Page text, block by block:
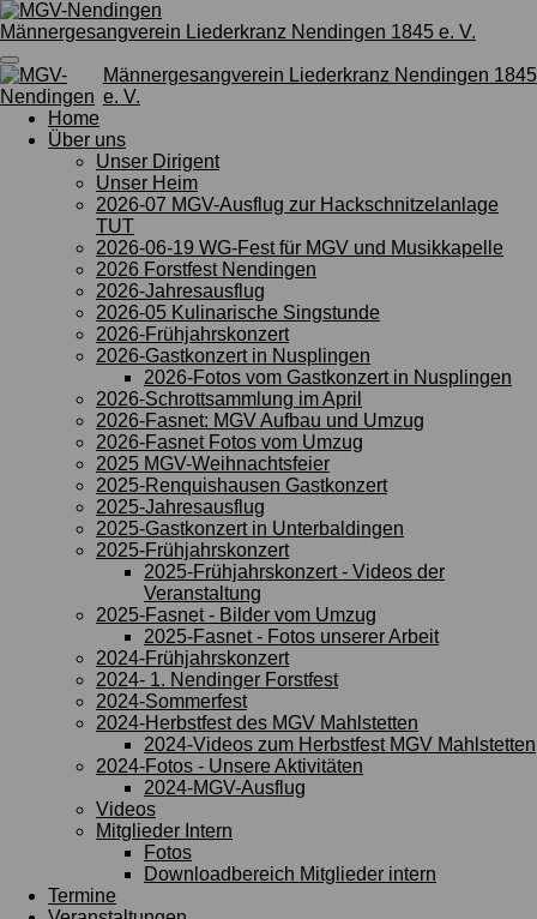
Zum
Hauptinhalt
springen
Männergesangverein Liederkranz Nendingen 1845 e. V.
Männergesangverein Liederkranz Nendingen 1845
e. V.
Home
Über uns
Unser Dirigent
Unser Heim
2026-07 MGV-Ausflug zur Hackschnitzelanlage
TUT
2026-06-19 WG-Fest für MGV und Musikkapelle
2026 Forstfest Nendingen
2026-Jahresausflug
2026-05 Kulinarische Singstunde
2026-Frühjahrskonzert
2026-Gastkonzert in Nusplingen
2026-Fotos vom Gastkonzert in Nusplingen
2026-Schrottsammlung im April
2026-Fasnet: MGV Aufbau und Umzug
2026-Fasnet Fotos vom Umzug
2025 MGV-Weihnachtsfeier
2025-Renquishausen Gastkonzert
2025-Jahresausflug
2025-Gastkonzert in Unterbaldingen
2025-Frühjahrskonzert
2025-Frühjahrskonzert - Videos der
Veranstaltung
2025-Fasnet - Bilder vom Umzug
2025-Fasnet - Fotos unserer Arbeit
2024-Frühjahrskonzert
2024- 1. Nendinger Forstfest
2024-Sommerfest
2024-Herbstfest des MGV Mahlstetten
2024-Videos zum Herbstfest MGV Mahlstetten
2024-Fotos - Unsere Aktivitäten
2024-MGV-Ausflug
Videos
Mitglieder Intern
Fotos
Downloadbereich Mitglieder intern
Termine